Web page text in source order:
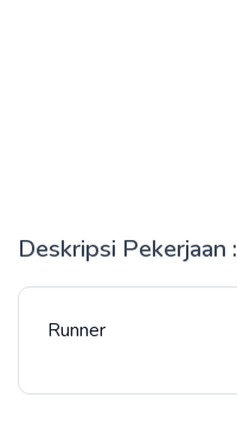
Deskripsi Pekerjaan :
Runner